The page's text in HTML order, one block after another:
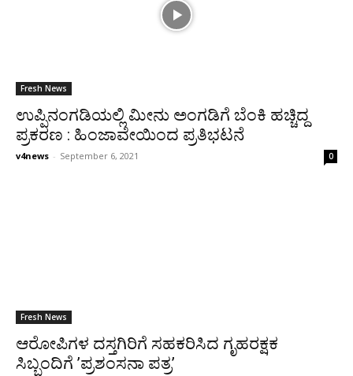
Fresh News
ಉಪ್ಪಿನಂಗಡಿಯಲ್ಲಿ ಮೀನು ಅಂಗಡಿಗೆ ಬೆಂಕಿ ಹಚ್ಚಿದ್ದ
ಪ್ರಕರಣ : ಹಿಂಜಾವೇಯಿಂದ ಪ್ರತಿಭಟನೆ
v4news - September 6, 2021 0
Fresh News
ಆರೋಪಿಗಳ ದಸ್ತಗಿರಿಗೆ ಸಹಕರಿಸಿದ ಗೃಹರಕ್ಷಕ
ಸಿಬ್ಬಂದಿಗೆ ’ಪ್ರಶಂಸನಾ ಪತ್ರ’